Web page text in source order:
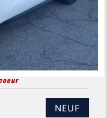
NEUF